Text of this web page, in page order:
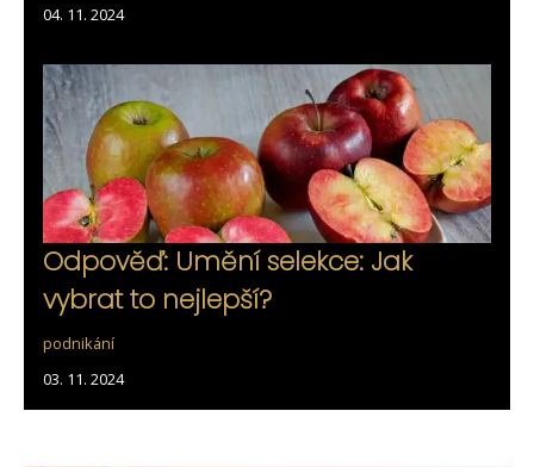
04. 11. 2024
Odpověď: Umění selekce: Jak
vybrat to nejlepší?
podnikání
03. 11. 2024